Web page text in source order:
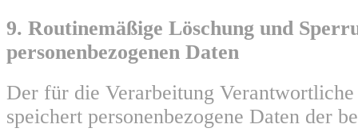
9. Routinemäßige Löschung und
personenbezogenen Daten
Der für die Verarbeitung
speichert personenbezogene Daten der